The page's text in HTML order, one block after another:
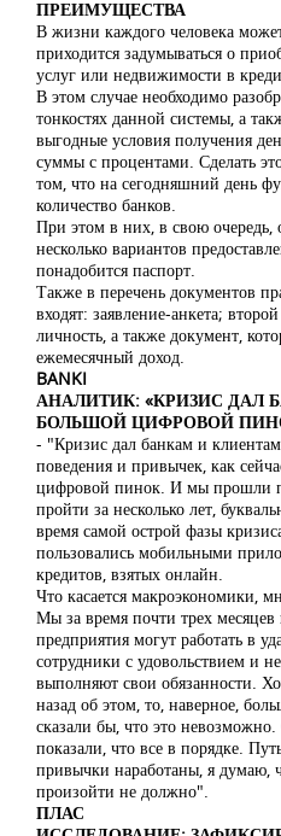
ПРЕИМУЩЕСТВА
В жизни каждого человека
приходится задумываться о
услуг или недвижимости в
В этом случае необходимо
тонкостях данной системы, а
выгодные условия получения
суммы с процентами. Сделать
том, что на сегодняшний день
количество банков.
При этом в них, в свою очередь,
несколько вариантов
понадобится паспорт.
Также в перечень документов
входят: заявление-анкета;
личность, а также документ,
ежемесячный доход.
BANKI
АНАЛИТИК: «КРИЗИС ДАЛ
БОЛЬШОЙ ЦИФРОВОЙ
- "Кризис дал банкам и
поведения и привычек, как
цифровой пинок. И мы прошли
пройти за несколько лет,
время самой острой фазы
пользовались мобильными
кредитов, взятых онлайн.
Что касается макроэкономики,
Мы за время почти трех месяцев
предприятия могут работать в
сотрудники с удовольствием и
выполняют свои обязанности.
назад об этом, то, наверное,
сказали бы, что это
показали, что все в порядке.
привычки наработаны, я думаю,
произойти не должно".
ПЛАС